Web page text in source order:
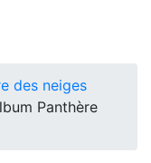
des neiges
Panthère